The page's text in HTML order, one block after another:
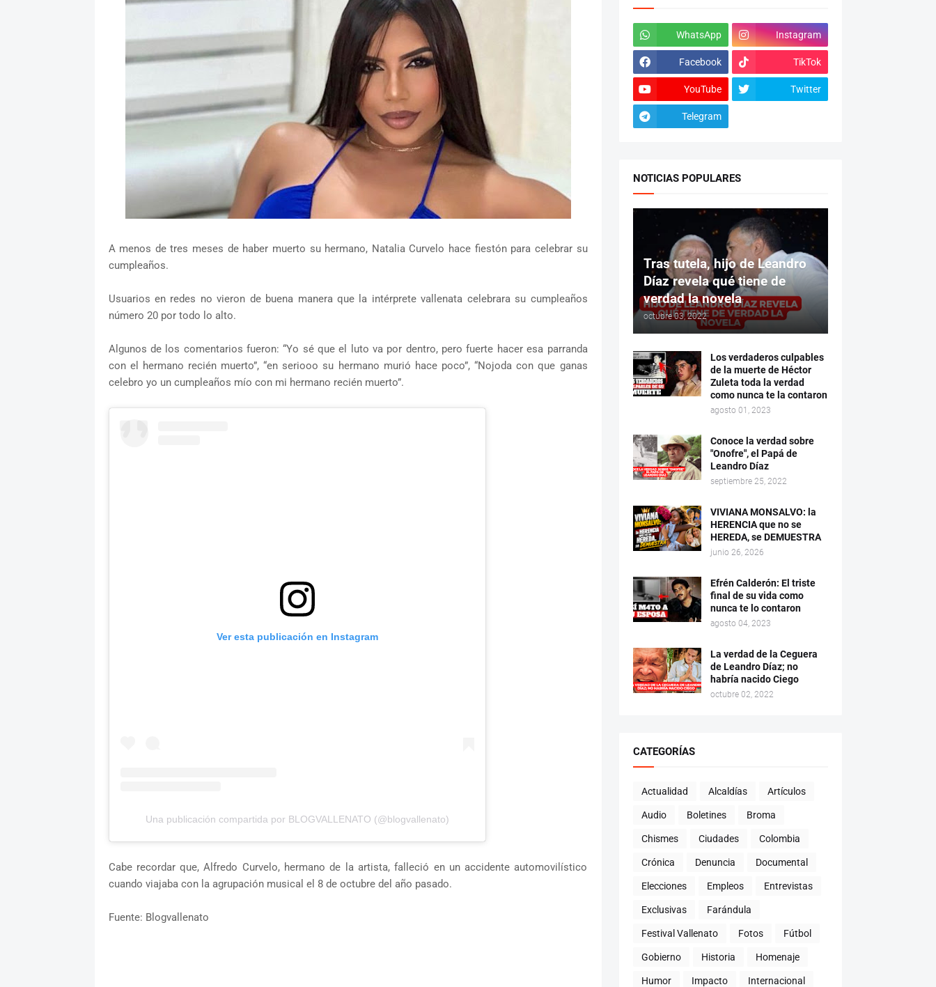
A menos de tres meses de haber muerto su hermano, Natalia Curvelo hace fiestón para celebrar su
cumpleaños.
Usuarios en redes no vieron de buena manera que la intérprete vallenata celebrara su cumpleaños
número 20 por todo lo alto.
Algunos de los comentarios fueron: “Yo sé que el luto va por dentro, pero fuerte hacer esa parranda
con el hermano recién muerto”, “en seriooo su hermano murió hace poco”, “Nojoda con que ganas
celebro yo un cumpleaños mío con mi hermano recién muerto”.
Ver esta publicación en Instagram
Una publicación compartida por BLOGVALLENATO (@blogvallenato)
Cabe recordar que, Alfredo Curvelo, hermano de la artista, falleció en un accidente automovilístico
cuando viajaba con la agrupación musical el 8 de octubre del año pasado.
Fuente: Blogvallenato
WhatsApp Instagram
Facebook TikTok
YouTube Twitter
Telegram
NOTICIAS POPULARES
Tras tutela, hijo de Leandro
Díaz revela qué tiene de
verdad la novela
octubre 03, 2022
Los verdaderos culpables
de la muerte de Héctor
Zuleta toda la verdad
como nunca te la contaron
agosto 01, 2023
Conoce la verdad sobre
"Onofre", el Papá de
Leandro Díaz
septiembre 25, 2022
VIVIANA MONSALVO: la
HERENCIA que no se
HEREDA, se DEMUESTRA
junio 26, 2026
Efrén Calderón: El triste
final de su vida como
nunca te lo contaron
agosto 04, 2023
La verdad de la Ceguera
de Leandro Díaz; no
habría nacido Ciego
octubre 02, 2022
CATEGORÍAS
Actualidad Alcaldías Artículos
Audio Boletines Broma
Chismes Ciudades Colombia
Crónica Denuncia Documental
Elecciones Empleos Entrevistas
Exclusivas Farándula
Festival Vallenato Fotos Fútbol
Gobierno Historia Homenaje
Humor Impacto Internacional